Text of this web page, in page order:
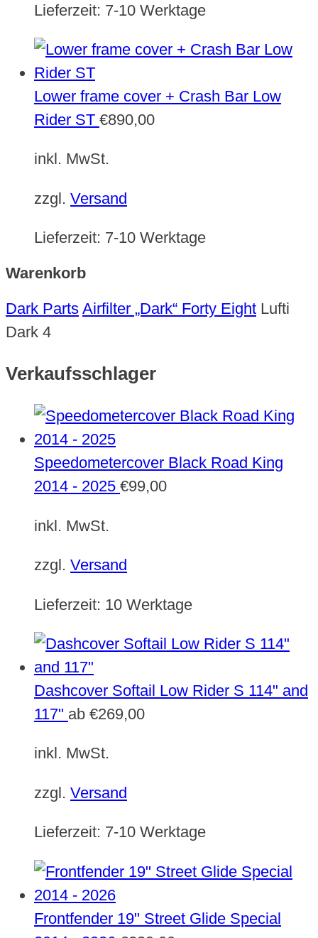
Lieferzeit: 7-10 Werktage
Lower frame cover + Crash Bar Low
Rider ST €890,00
inkl. MwSt.
zzgl. Versand
Lieferzeit: 7-10 Werktage
Warenkorb
Dark Parts Airfilter „Dark“ Forty Eight Lufti
Dark 4
Verkaufsschlager
Speedometercover Black Road King
2014 - 2025 €99,00
inkl. MwSt.
zzgl. Versand
Lieferzeit: 10 Werktage
Dashcover Softail Low Rider S 114" and
117" ab €269,00
inkl. MwSt.
zzgl. Versand
Lieferzeit: 7-10 Werktage
Frontfender 19" Street Glide Special